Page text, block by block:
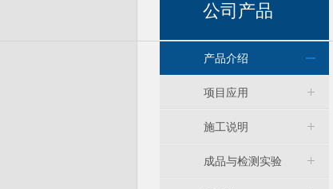
公司产品
产品介绍
项目应用
施工说明
成品与检测实验